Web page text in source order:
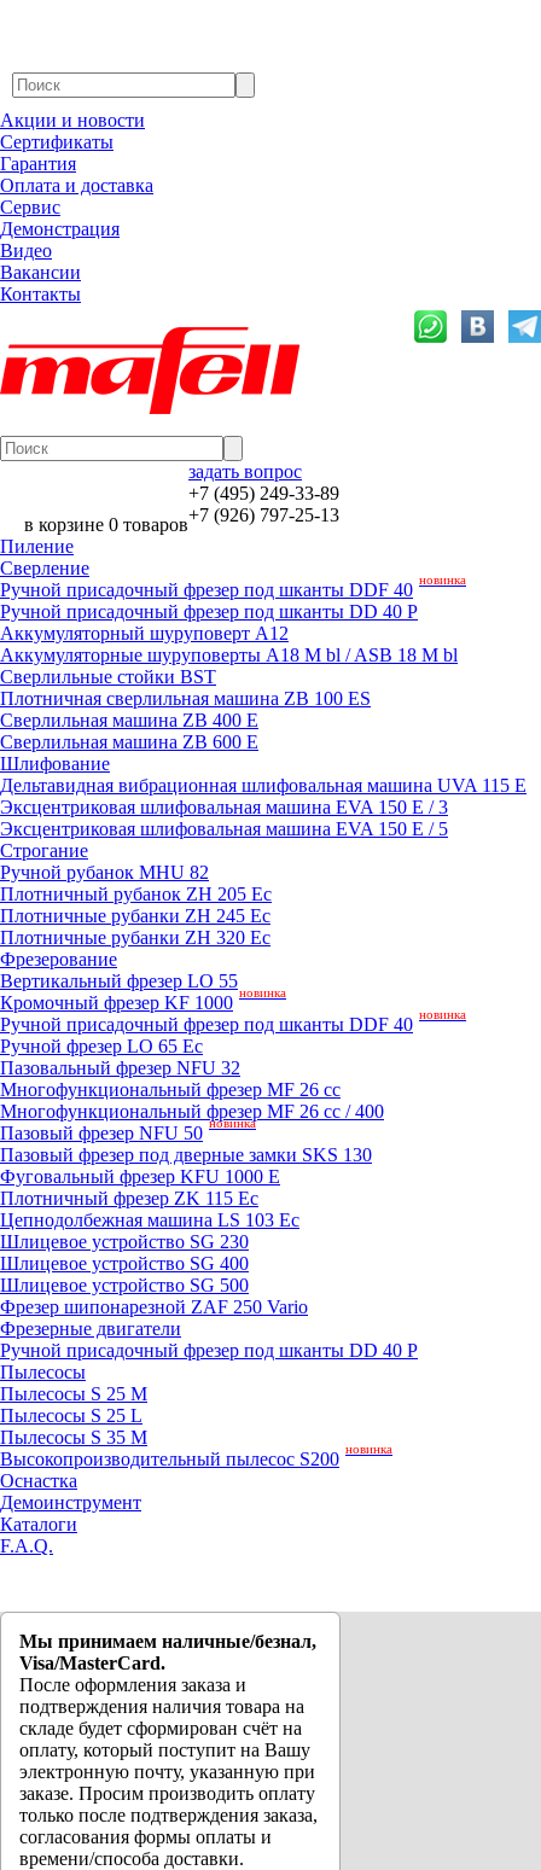
Акции и новости
Сертификаты
Гарантия
Оплата и доставка
Сервис
Демонстрация
Видео
Вакансии
Контакты
в корзине 0 товаров
задать вопрос
+7 (495) 249-33-89
+7 (926) 797-25-13
Пиление
Сверление
Ручной присадочный фрезер под шканты DDF 40 новинка
Ручной присадочный фрезер под шканты DD 40 P
Аккумуляторный шуруповерт A12
Аккумуляторные шуруповерты A18 M bl / ASB 18 M bl
Сверлильные стойки BST
Плотничная сверлильная машина ZB 100 ES
Сверлильная машина ZB 400 E
Сверлильная машина ZB 600 E
Шлифование
Дельтавидная вибрационная шлифовальная машина UVA 115 E
Эксцентриковая шлифовальная машина EVA 150 E / 3
Эксцентриковая шлифовальная машина EVA 150 E / 5
Строгание
Ручной рубанок MHU 82
Плотничный рубанок ZH 205 Ec
Плотничные рубанки ZH 245 Ec
Плотничные рубанки ZH 320 Ec
Фрезерование
Вертикальный фрезер LO 55
Кромочный фрезер KF 1000 новинка
Ручной присадочный фрезер под шканты DDF 40 новинка
Ручной фрезер LO 65 Ec
Пазовальный фрезер NFU 32
Mногофункциональный фрезер MF 26 cc
Mногофункциональный фрезер MF 26 cc / 400
Пазовый фрезер NFU 50 новинка
Пазовый фрезер под дверные замки SKS 130
Фуговальный фрезер KFU 1000 E
Плотничный фрезер ZK 115 Ec
Цепнодолбежная машина LS 103 Ec
Шлицевое устройство SG 230
Шлицевое устройство SG 400
Шлицевое устройство SG 500
Фрезер шипонарезной ZAF 250 Vario
Фрезерные двигатели
Ручной присадочный фрезер под шканты DD 40 P
Пылесосы
Пылесосы S 25 M
Пылесосы S 25 L
Пылесосы S 35 M
Высокопроизводительный пылесос S200 новинка
Оснастка
Демоинструмент
Каталоги
F.A.Q.
Мы принимаем наличные/безнал,
Visa/MasterCard.
После оформления заказа и
подтверждения наличия товара на
складе будет сформирован счёт на
оплату, который поступит на Вашу
электронную почту, указанную при
заказе. Просим производить оплату
только после подтверждения заказа,
согласования формы оплаты и
времени/способа доставки.